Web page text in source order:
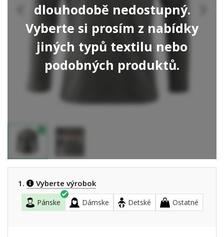
dlouhodobě nedostupný.
Vyberte si prosím z nabídky
jiných typů textilu nebo
podobných produktů.
1. Vyberte výrobok
Pánske Dámske Detské Ostatné